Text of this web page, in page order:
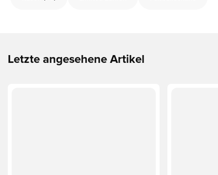
Letzte angesehene Artikel